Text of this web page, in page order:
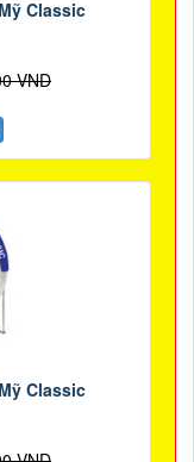
Classic
VND
Classic